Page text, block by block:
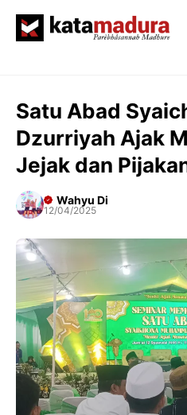
Satu Abad
Dzurriyah Ajak
Jejak dan
Wahyu Di
12/04/2025